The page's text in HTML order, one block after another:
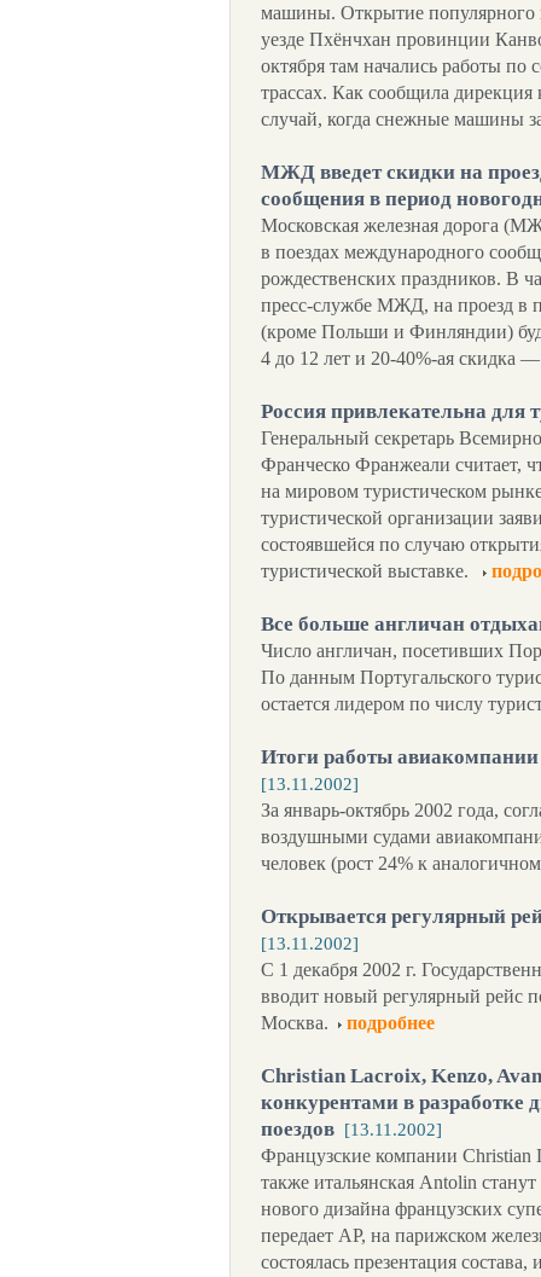
машины. Открытие
уезде Пхёнчхан провинции
октября там начались работы
трассах. Как сообщила
случай, когда снежные машины
МЖД введет скидки на
сообщения в период
Московская железная дорога
в поездах международного
рождественских праздников. В
пресс-службе МЖД, на проезд в
(кроме Польши и Финляндии)
4 до 12 лет и 20-40%-ая скидка
Россия привлекательна для
Генеральный секретарь
Франческо Франжеали считает,
на мировом туристическом
туристической организации
состоявшейся по случаю
туристической выставке.
Все больше англичан
Число англичан, посетивших
По данным Португальского
остается лидером по числу
Итоги работы
[13.11.2002]
За январь-октябрь 2002 года,
воздушными судами
человек (рост 24% к
Открывается регулярный
[13.11.2002]
С 1 декабря 2002 г.
вводит новый регулярный рейс
Москва.
подробнее
Christian Lacroix, Kenzo,
конкурентами в разработке
поездов [13.11.2002]
Французские компании Christian
также итальянская Antolin
нового дизайна французских
передает АР, на парижском
состоялась презентация